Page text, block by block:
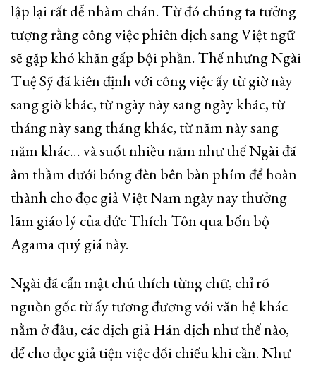
lập lại rất dễ nhàm chán. Từ đó chúng ta tưởng
tượng rằng công việc phiên dịch sang Việt ngữ
sẽ gặp khó khăn gấp bội phần. Thế nhưng Ngài
Tuệ Sỹ đã kiên định với công việc ấy từ giờ này
sang giờ khác, từ ngày này sang ngày khác, từ
tháng này sang tháng khác, từ năm này sang
năm khác… và suốt nhiều năm như thế Ngài đã
âm thầm dưới bóng đèn bên bàn phím để hoàn
thành cho đọc giả Việt Nam ngày nay thưởng
lãm giáo lý của đức Thích Tôn qua bốn bộ
Āgama quý giá này.
Ngài đã cẩn mật chú thích từng chữ, chỉ rõ
nguồn gốc từ ấy tương đương với văn hệ khác
nằm ở đâu, các dịch giả Hán dịch như thế nào,
để cho đọc giả tiện việc đối chiếu khi cần. Như